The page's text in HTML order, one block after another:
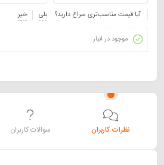
آیا قیمت مناسب‌تری سراغ دارید؟
بلی خیر
موجود در انبار
نظرات کاربران سوالات کاربران